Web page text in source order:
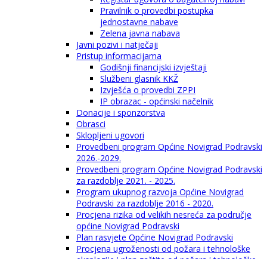
Pravilnik o provedbi postupka
jednostavne nabave
Zelena javna nabava
Javni pozivi i natječaji
Pristup informacijama
Godišnji financijski izvještaji
Službeni glasnik KKŽ
Izvješća o provedbi ZPPI
IP obrazac - općinski načelnik
Donacije i sponzorstva
Obrasci
Sklopljeni ugovori
Provedbeni program Općine Novigrad Podravski
2026.-2029.
Provedbeni program Općine Novigrad Podravski
za razdoblje 2021. - 2025.
Program ukupnog razvoja Općine Novigrad
Podravski za razdoblje 2016 - 2020.
Procjena rizika od velikih nesreća za područje
općine Novigrad Podravski
Plan rasvjete Općine Novigrad Podravski
Procjena ugroženosti od požara i tehnološke